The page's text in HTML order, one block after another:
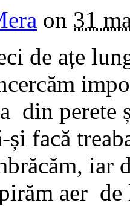
on 31
de ațe
din perete
și facă
aer